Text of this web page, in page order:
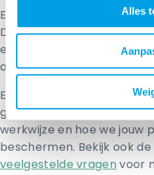
Alles
Een
Daarom leggen we helder
en welke stappen erbij
antwoorden op vragen
Elke productpagina geeft
gekozen afnameset.
werkwijze en hoe we jouw
beschermen. Bekijk ook
veelgestelde vragenvoor